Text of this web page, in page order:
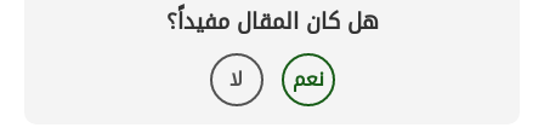
هل كان المقال مفيداً؟
نعم لا